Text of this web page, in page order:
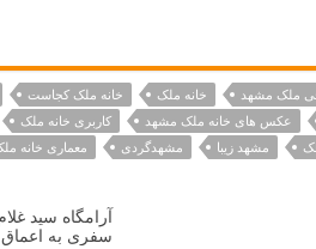
ملک مشهد خانه ملک خانه ملک کجاست
عکس های خانه ملک مشهد
کاربری خانه ملک
مشهد زیبا مشهدگردی معماری خانه
آرامگاه سید
سفری به اعماق